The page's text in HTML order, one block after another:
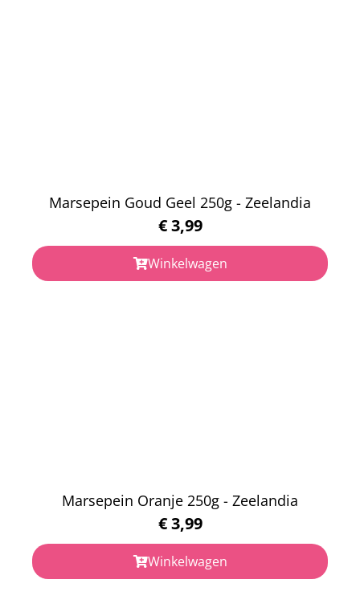
Marsepein Goud Geel 250g - Zeelandia
€3,99
Winkelwagen
Marsepein Oranje 250g - Zeelandia
€3,99
Winkelwagen